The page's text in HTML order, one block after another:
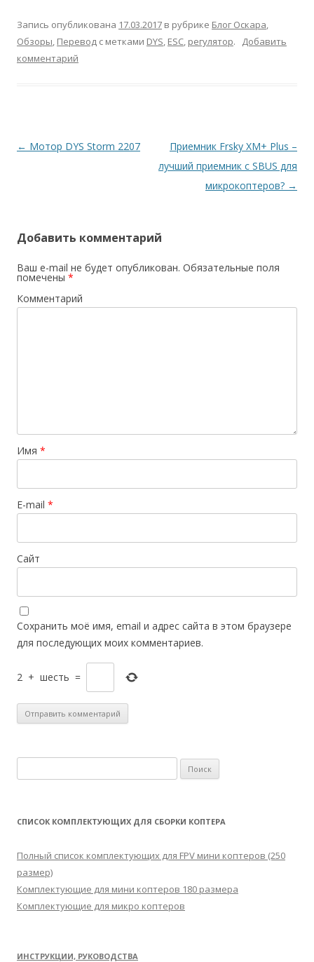
Запись опубликована 17.03.2017 в рубрике Блог Оскара,
Обзоры, Перевод с метками DYS, ESC, регулятор. Добавить
комментарий
Навигация
← Мотор DYS Storm 2207
Приемник Frsky XM+ Plus –
лучший приемник с SBUS для
микрокоптеров? →
Добавить комментарий
Ваш e-mail не будет опубликован. Обязательные поля
помечены *
Комментарий
Имя *
E-mail *
Сайт
Сохранить моё имя, email и адрес сайта в этом браузере
для последующих моих комментариев.
2 + шесть =
а
т
:
СПИСОК КОМПЛЕКТУЮЩИХ ДЛЯ СБОРКИ КОПТЕРА
Полный список комплектующих для FPV мини коптеров (250
размер)
Комплектующие для мини коптеров 180 размера
Комплектующие для микро коптеров
ИНСТРУКЦИИ, РУКОВОДСТВА